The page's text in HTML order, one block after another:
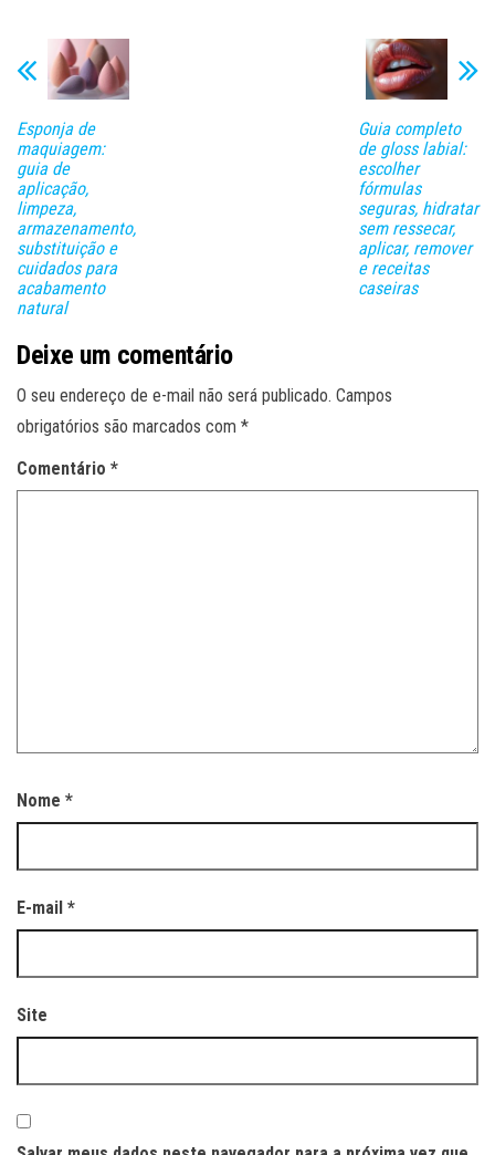
Esponja de
maquiagem:
guia de
aplicação,
limpeza,
armazenamento,
substituição e
cuidados para
acabamento
natural
Guia completo
de gloss labial:
escolher
fórmulas
seguras, hidratar
sem ressecar,
aplicar, remover
e receitas
caseiras
Deixe um comentário
O seu endereço de e-mail não será publicado. Campos
obrigatórios são marcados com *
Comentário *
Nome *
E-mail *
Site